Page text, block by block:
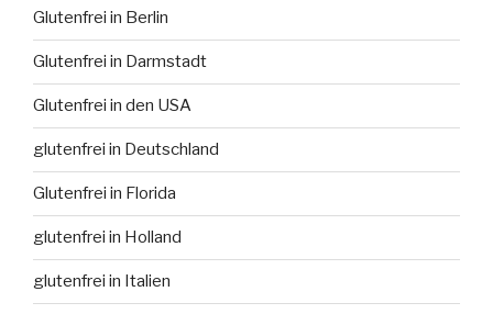
Glutenfrei in Berlin
Glutenfrei in Darmstadt
Glutenfrei in den USA
glutenfrei in Deutschland
Glutenfrei in Florida
glutenfrei in Holland
glutenfrei in Italien